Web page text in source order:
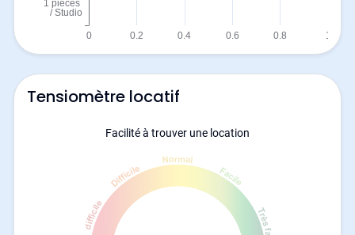
Tensiomètre locatif
Facilité à trouver une location